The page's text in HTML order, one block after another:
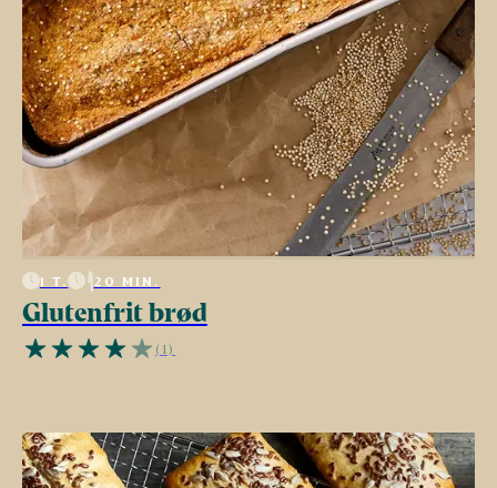
1 T. 20 MIN.
Glutenfrit brød
(1)